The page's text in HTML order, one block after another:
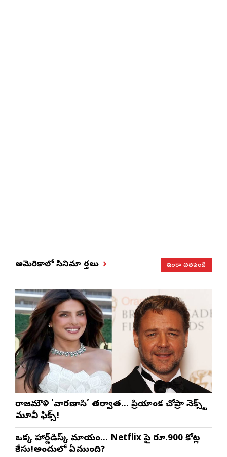
అమెరికాలో సినిమా వార్తలు ఇంకా చదవండి
రాజమౌళి ‘వారణాసి’ తర్వాత… ప్రియాంక చోప్రా నెక్స్ట్
మూవీ ఫిక్స్!
ఒక్క హార్డ్‌డిస్క్ మాయం… Netflix పై రూ.900 కోట్ల
కేసు!అందులో ఏముంది?